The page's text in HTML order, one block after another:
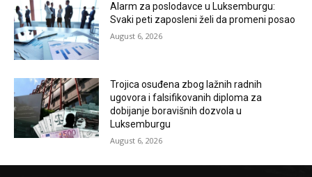
Alarm za poslodavce u Luksemburgu:
Svaki peti zaposleni želi da promeni posao
August 6, 2026
Trojica osuđena zbog lažnih radnih
ugovora i falsifikovanih diploma za
dobijanje boravišnih dozvola u
Luksemburgu
August 6, 2026